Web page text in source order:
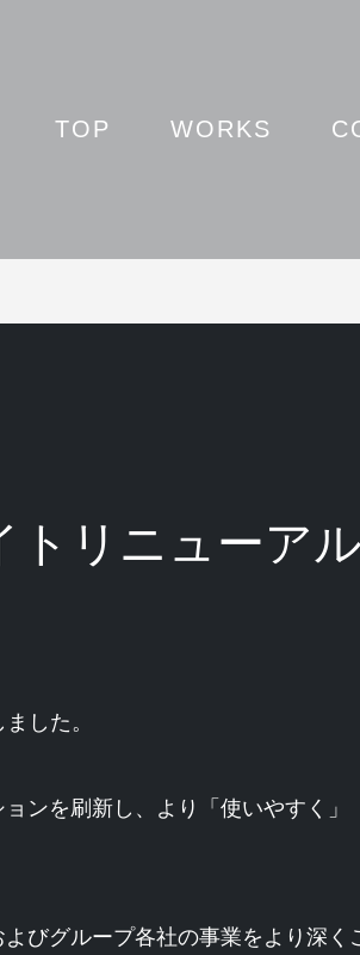
TOP WORKS
トリニューア
した。
ンを刷新し、より「使いやすく」
びグループ各社の事業をより深く